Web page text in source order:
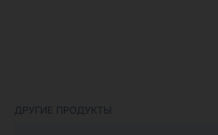
ДРУГИЕ ПРОДУКТЫ